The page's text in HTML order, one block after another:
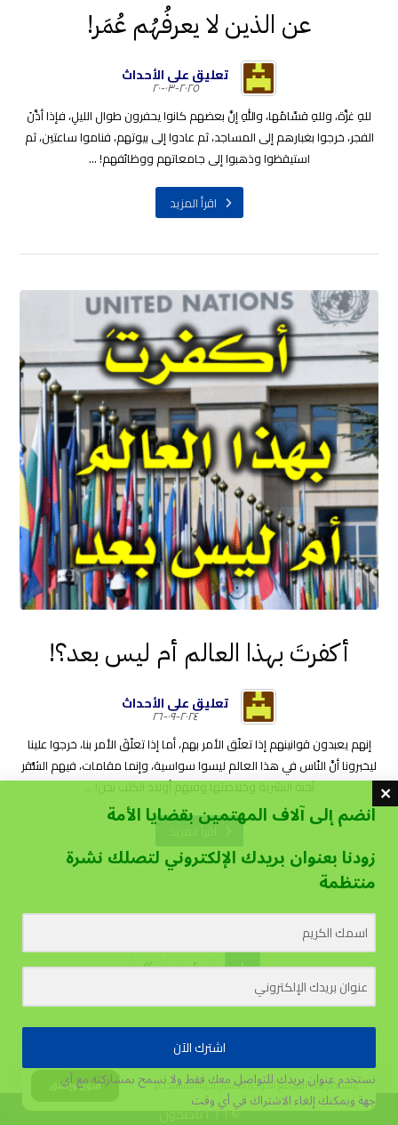
عن الذين لا يعرفُهُم عُمَر!
تعليق على الأحداث
٢٠٢٥-٠٣-٢٠
للهِ غزَّة، وللهِ قسَّامُها، واللهِ إنَّ بعضهم كانوا يحفرون طوال الليلِ، فإذا أذَّنَ
الفجر، خرجوا بغبارهم إلى المساجد، ثم عادوا إلى بيوتهم، فناموا ساعتين، ثم
استيقظوا وذهبوا إلى جامعاتهم ووظائفهم! ...
اقرأ المزيد
أكفرتَ بهذا العالم أم ليس بعد؟!
تعليق على الأحداث
٢٠٢٤-٠٩-٢٦
إنهم يعبدون قوانينهم إذا تعلّق الأمر بهم، أما إذا تعلّقَ الأمر بنا، خرجوا علينا
ليخبرونا أنَّ النّاس في هذا العالم ليسوا سواسية، وإنما مقامات، فيهم الشُّقر
نُخبة البشرية وخلاصتها وفيهم أولاد الكلب نحن! ...
اقرأ المزيد
١ ٢
© ٢٠٢٦ ناصحون
يستخدم هذا الموقع الكوكيز لتحسين تجربة المستخدم. قبول وإغلاق
انضم إلى آلاف المهتمين بقضايا الأمة
زودنا بعنوان بريدك الإلكتروني لتصلك نشرة
منتظمة
اشترك الآن
نستخدم عنوان بريدك للتواصل معك فقط ولا نسمح بمشاركته مع أي
جهةويمكنك إلغاء الاشتراك في أي وقت